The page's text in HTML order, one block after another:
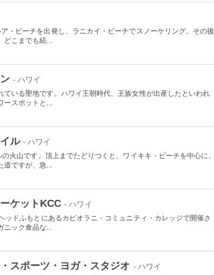
・ビーチを出発し、ラニカイ・ビーチでスノーケリング。その後
どこまでも続...
- ハワイ
ている聖地です。ハワイ王朝時代、王族女性が出産したといわれ
ースポットと...
ル - ハワイ
火山です。頂上までたどりつくと、ワイキキ・ビーチを中心に、
道ですが、急...
ケットKCC - ハワイ
ッドふもとにあるカピオラニ・コミュニティ・カレッジで開催さ
ニック食品な...
スポーツ・ヨガ・スタジオ - ハワイ